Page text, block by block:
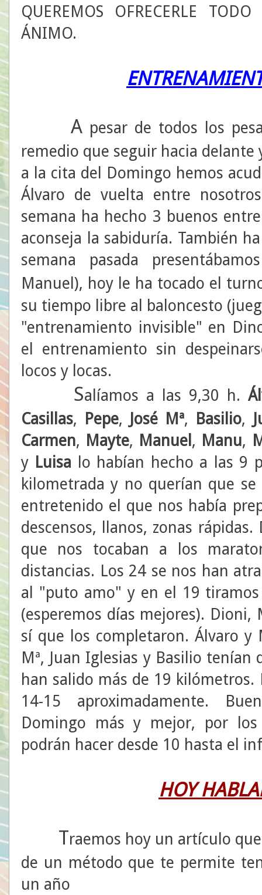
QUEREMOS OFRECERLE
ÁNIMO.
Apesar de todos los
remedio que seguir hacia
a la cita del Domingo hemos
Álvaro de vuelta entre
semana ha hecho 3 buenos
aconseja la sabiduría. También
semana pasada
Manuel), hoy le ha tocado el
su tiempo libre al baloncesto
"entrenamiento invisible" en
el entrenamiento sin
locos y locas.
Salíamos a las 9,30 h.
Casillas, Pepe, José Mª, Basilio,
Carmen, Mayte, Manuel , Manu,
y Luisa
lo habían hecho a las 9
kilometrada y no querían que
entretenido el que nos había
descensos, llanos, zonas
que nos tocaban a los
distancias. Los 24 se nos han
al "puto amo" y en el 19
(esperemos días mejores). Dioni,
sí que los completaron. Álvaro y
Mª, Juan Iglesias y Basilio
han salido más de 19
14-15 aproximadamente.
Domingo más y mejor, por
podrán hacer desde 10 hasta el
HOY
Traemos hoy un artículo
de un método que te permite
un año